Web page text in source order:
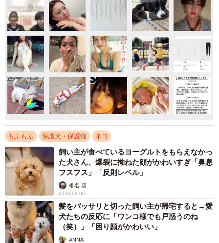
もふもふ 保護犬・保護猫 ネコ
飼い主が食べているヨーグルトをもらえなかっ
た犬さん、爆裂に拗ねた顔がかわいすぎ「鼻息
フスフス」「反則レベル」
椎名 碧
2026.08.06
髪をバッサリと切った飼い主が帰宅すると→愛
犬たちの反応に「ワンコ様でも戸惑うのね
（笑）」「困り顔がかわいい」
ANNA